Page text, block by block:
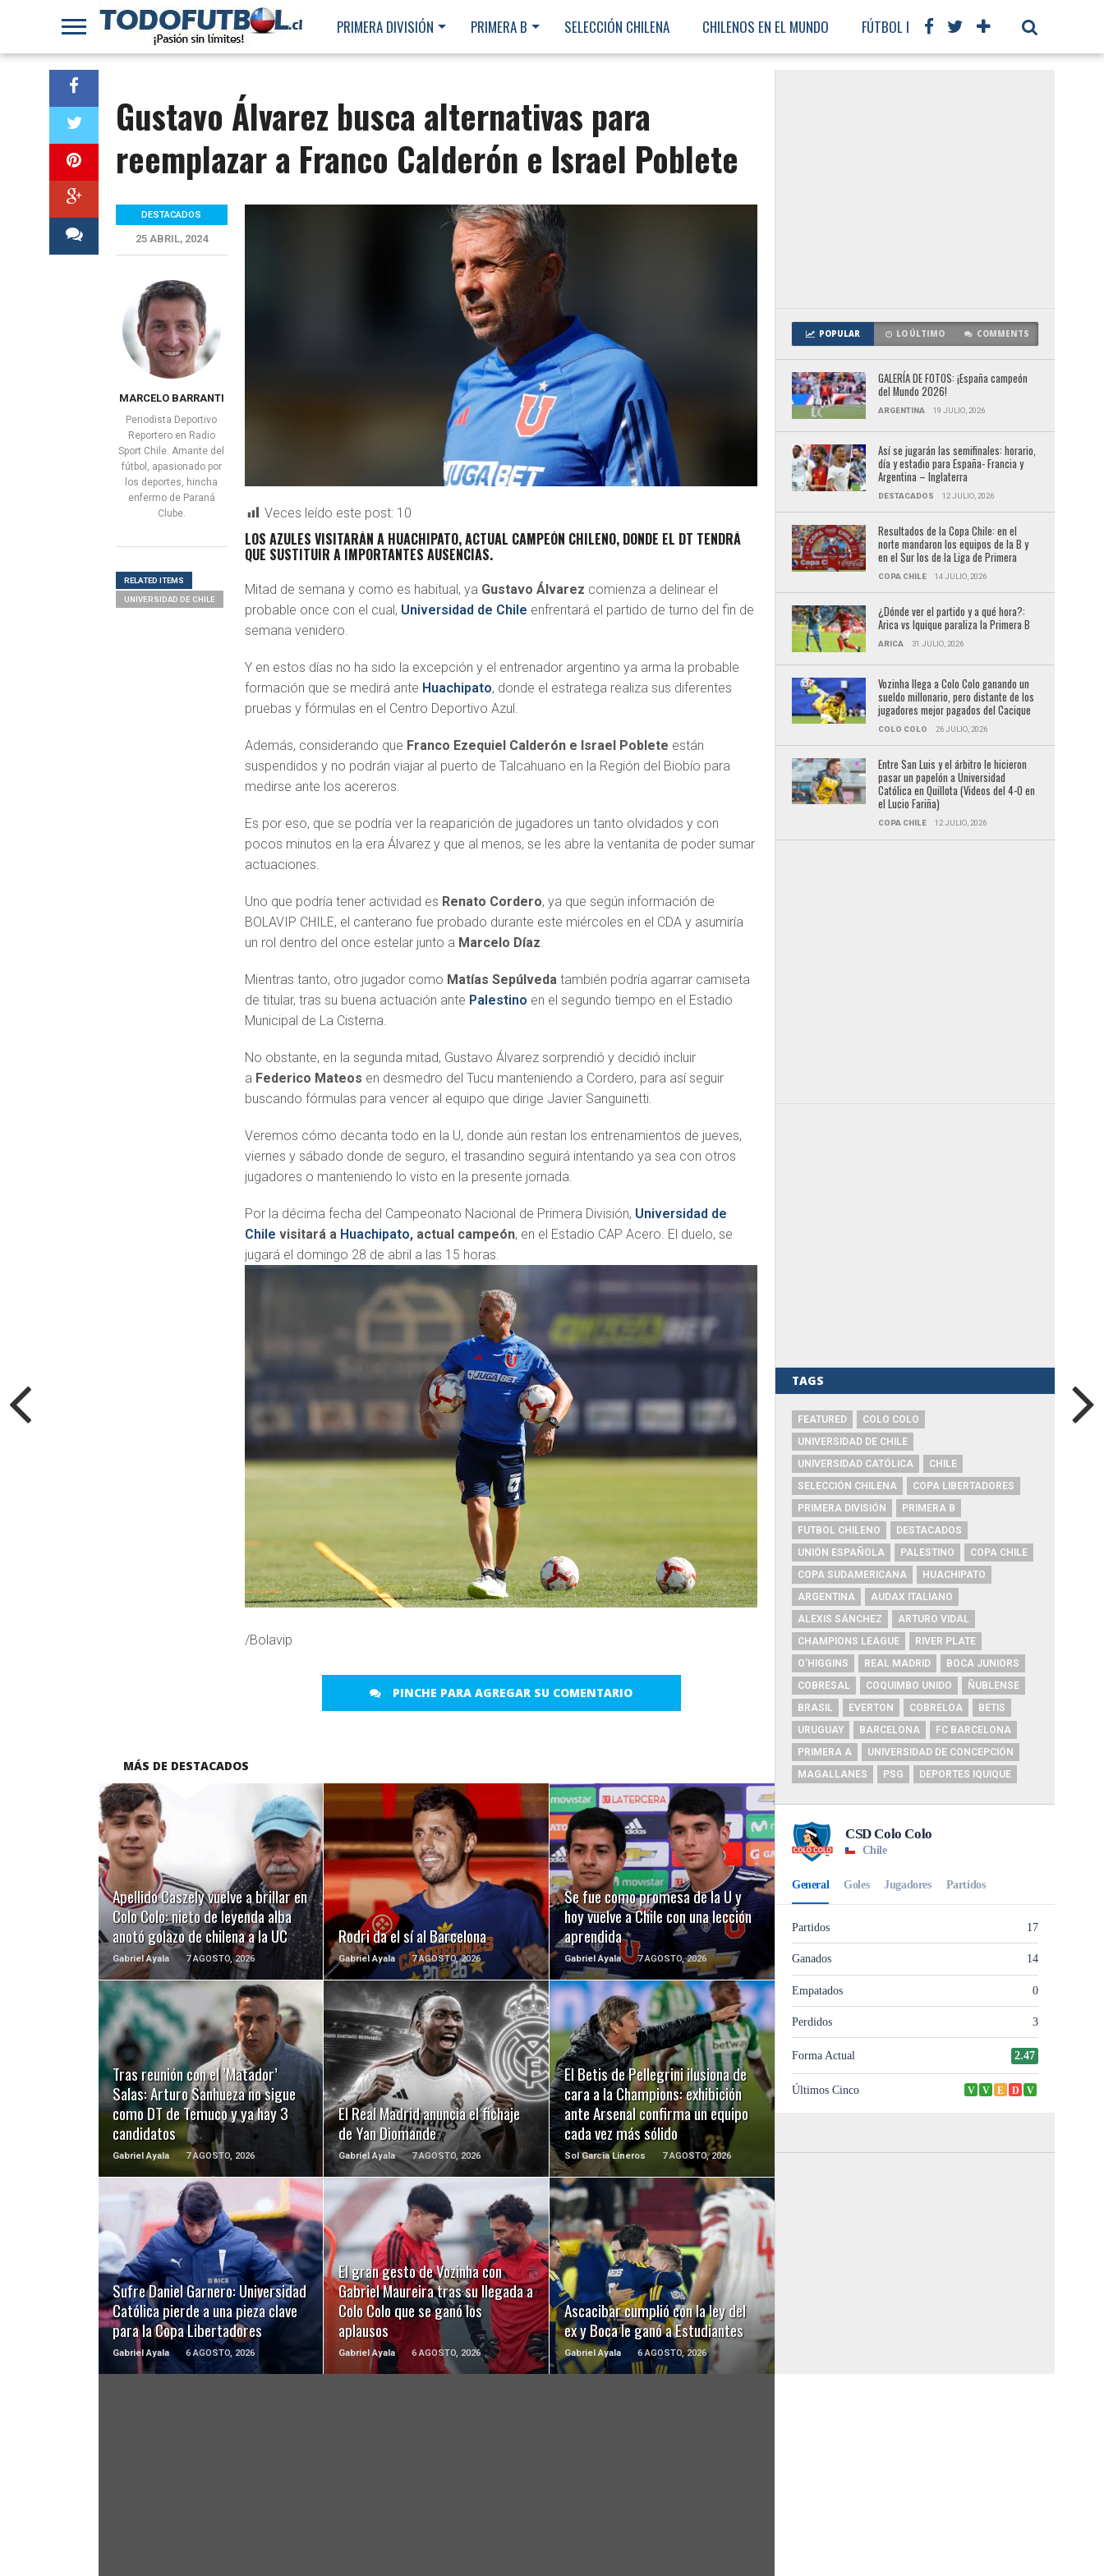
PRIMERA DIVISIÓN PRIMERA B SELECCIÓN CHILENA CHILENOS EN EL MUNDO FÚTBOL INTERNACIONAL
Gustavo Álvarez busca alternativas para
reemplazar a Franco Calderón e Israel Poblete
Veces leído este post: 10
LOS AZULES VISITARÁN A HUACHIPATO, ACTUAL CAMPEÓN CHILENO, DONDE EL DT TENDRÁ
QUE SUSTITUIR A IMPORTANTES AUSENCIAS.
Mitad de semana y como es habitual, ya Gustavo Álvarez comienza a delinear el
probable once con el cual, Universidad de Chile enfrentará el partido de turno del fin de
semana venidero.
Y en estos días no ha sido la excepción y el entrenador argentino ya arma la probable
formación que se medirá ante Huachipato, donde el estratega realiza sus diferentes
pruebas y fórmulas en el Centro Deportivo Azul.
Además, considerando que Franco Ezequiel Calderón e Israel Poblete están
suspendidos y no podrán viajar al puerto de Talcahuano en la Región del Biobío para
medirse ante los acereros.
Es por eso, que se podría ver la reaparición de jugadores un tanto olvidados y con
pocos minutos en la era Álvarez y que al menos, se les abre la ventanita de poder sumar
actuaciones.
Uno que podría tener actividad es Renato Cordero, ya que según información de
BOLAVIP CHILE, el canterano fue probado durante este miércoles en el CDA y asumiría
un rol dentro del once estelar junto a Marcelo Díaz.
Mientras tanto, otro jugador como Matías Sepúlveda también podría agarrar camiseta
de titular, tras su buena actuación ante Palestino en el segundo tiempo en el Estadio
Municipal de La Cisterna.
No obstante, en la segunda mitad, Gustavo Álvarez sorprendió y decidió incluir
a Federico Mateos en desmedro del Tucu manteniendo a Cordero, para así seguir
buscando fórmulas para vencer al equipo que dirige Javier Sanguinetti.
Veremos cómo decanta todo en la U, donde aún restan los entrenamientos de jueves,
viernes y sábado donde de seguro, el trasandino seguirá intentando ya sea con otros
jugadores o manteniendo lo visto en la presente jornada.
Por la décima fecha del Campeonato Nacional de Primera División, Universidad de
Chile visitará a Huachipato, actual campeón, en el Estadio CAP Acero. El duelo, se
jugará el domingo 28 de abril a las 15 horas.
/Bolavip
PINCHE PARA AGREGAR SU COMENTARIO
DESTACADOS
25 ABRIL, 2024
MARCELO BARRANTI
Periodista Deportivo
Reportero en Radio
Sport Chile. Amante del
fútbol, apasionado por
los deportes, hincha
enfermo de Paraná
Clube.
RELATED ITEMS
UNIVERSIDAD DE CHILE
MÁS DE DESTACADOS
Apellido Caszely vuelve a brillar en
Colo Colo: nieto de leyenda alba
anotó golazo de chilena a la UC
Gabriel Ayala 7 AGOSTO, 2026
LEER MÁS
Rodri da el sí al Barcelona
Gabriel Ayala 7 AGOSTO, 2026
LEER MÁS
Se fue como promesa de la U y
hoy vuelve a Chile con una lección
aprendida
Gabriel Ayala 7 AGOSTO, 2026
LEER MÁS
Tras reunión con el ’Matador’
Salas: Arturo Sanhueza no sigue
como DT de Temuco y ya hay 3
candidatos
Gabriel Ayala 7 AGOSTO, 2026
LEER MÁS
El Real Madrid anuncia el fichaje
de Yan Diomande
Gabriel Ayala 7 AGOSTO, 2026
LEER MÁS
El Betis de Pellegrini ilusiona de
cara a la Champions: exhibición
ante Arsenal confirma un equipo
cada vez más sólido
Sol Garcia Lineros 7 AGOSTO, 2026
LEER MÁS
Sufre Daniel Garnero: Universidad
Católica pierde a una pieza clave
para la Copa Libertadores
Gabriel Ayala 6 AGOSTO, 2026
LEER MÁS
El gran gesto de Vozinha con
Gabriel Maureira tras su llegada a
Colo Colo que se ganó los
aplausos
Gabriel Ayala 6 AGOSTO, 2026
LEER MÁS
Ascacibar cumplió con la ley del
ex y Boca le ganó a Estudiantes
Gabriel Ayala 6 AGOSTO, 2026
LEER MÁS
POPULAR LO ÚLTIMO COMMENTS
GALERÍA DE FOTOS: ¡España campeón
del Mundo 2026!
ARGENTINA 19 JULIO, 2026
Así se jugarán las semifinales: horario,
día y estadio para España- Francia y
Argentina – Inglaterra
DESTACADOS 12 JULIO, 2026
Resultados de la Copa Chile: en el
norte mandaron los equipos de la B y
en el Sur los de la Liga de Primera
COPA CHILE 14 JULIO, 2026
¿Dónde ver el partido y a qué hora?:
Arica vs Iquique paraliza la Primera B
ARICA 31 JULIO, 2026
Vozinha llega a Colo Colo ganando un
sueldo millonario, pero distante de los
jugadores mejor pagados del Cacique
COLO COLO 26 JULIO, 2026
Entre San Luis y el árbitro le hicieron
pasar un papelón a Universidad
Católica en Quillota (Videos del 4-0 en
el Lucio Fariña)
COPA CHILE 12 JULIO, 2026
TAGS
FEATURED
COLO COLO
UNIVERSIDAD DE CHILE
UNIVERSIDAD CATÓLICA
CHILE
SELECCIÓN CHILENA
COPA LIBERTADORES
PRIMERA DIVISIÓN
PRIMERA B
FUTBOL CHILENO
DESTACADOS
UNIÓN ESPAÑOLA
PALESTINO
COPA CHILE
COPA SUDAMERICANA
HUACHIPATO
ARGENTINA
AUDAX ITALIANO
ALEXIS SÁNCHEZ
ARTURO VIDAL
CHAMPIONS LEAGUE
RIVER PLATE
O'HIGGINS
REAL MADRID
BOCA JUNIORS
COBRESAL
COQUIMBO UNIDO
ÑUBLENSE
BRASIL
EVERTON COBRELOA
BETIS
URUGUAY
BARCELONA
FC BARCELONA
PRIMERA A
UNIVERSIDAD DE CONCEPCIÓN
MAGALLANES
PSG DEPORTES IQUIQUE